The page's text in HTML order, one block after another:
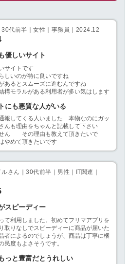
30代前半｜女性｜事務員｜2024.12
優しいサイト
サイトです
しいのが特に良いですね
あるとスムーズに進むんですね
構モラルがある利用者が多い気はします
にも悪質な人がいる
報してくる人いました 本物なのにガッ
も理由をちゃんと記載して下さい
せん その理由も教えて頂きたいで
めて頂きたいです
さん｜30代前半｜男性｜IT関連｜
スピーディー
て利用しました。初めてフリマアプリを
取りなしでスピーディーに商品が届いた
者によるのでしょうが、商品は丁寧に梱
民度もよさそうです。
っと豊富だとうれしい